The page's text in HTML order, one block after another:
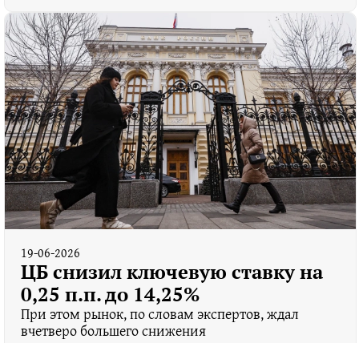
19-06-2026
ЦБ снизил ключевую ставку на
0,25 п.п. до 14,25%
При этом рынок, по словам экспертов, ждал
вчетверо большего снижения